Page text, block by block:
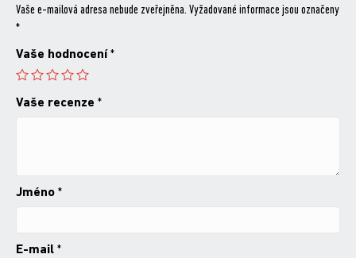
Vaše e-mailová adresa nebude zveřejněna. Vyžadované informace jsou označeny
*
Vaše hodnocení *
Vaše recenze *
Jméno *
E-mail *